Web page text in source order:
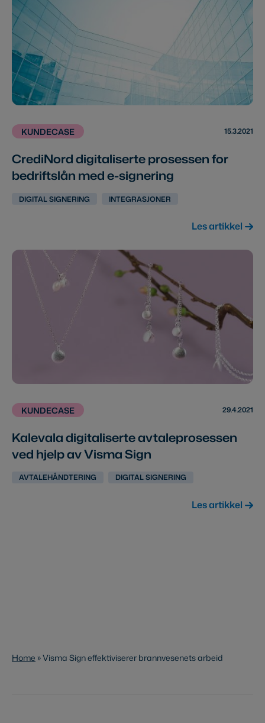
KUNDECASE 15.3.2021
CrediNord digitaliserte prosessen for
bedriftslån med e-signering
DIGITAL SIGNERING INTEGRASJONER
Les artikkel
KUNDECASE 29.4.2021
Kalevala digitaliserte avtaleprosessen
ved hjelp av Visma Sign
AVTALEHÅNDTERING DIGITAL SIGNERING
Les artikkel
Home »Visma Sign effektiviserer brannvesenets arbeid